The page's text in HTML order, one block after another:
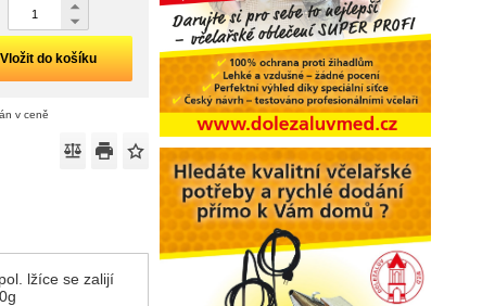
Vložit do košíku
v ceně
lžíce se zalijí